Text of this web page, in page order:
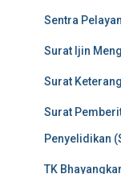
Sentra
Surat Ijin
Surat
Surat
Penyelidikan
TK